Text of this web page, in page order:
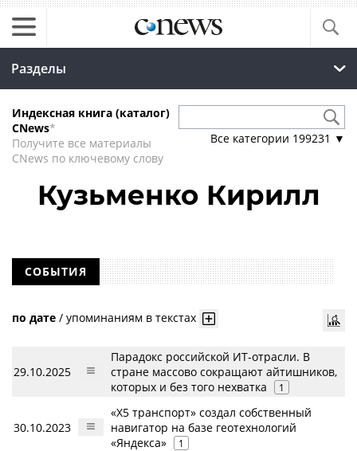
Разделы
Индексная книга (каталог)
CNews*
Получите все материалы
CNews по ключевому слову
Все категории 199231 ▼
Кузьменко Кирилл
СОБЫТИЯ
по дате / упоминаниям в текстах
29.10.2025
Парадокс российской ИТ-отрасли. В
стране массово сокращают айтишников,
которых и без того нехватка
1
30.10.2023
«X5 транспорт» создал собственный
навигатор на базе геотехнологий
«Яндекса»
1